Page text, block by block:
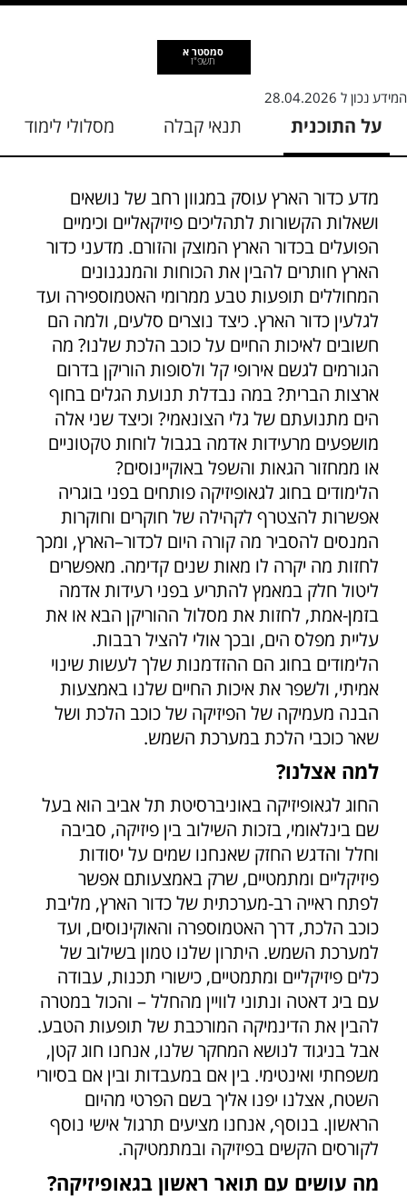
סמסטר א
תשפ"ז
המידע נכון ל 28.04.2026
על התוכנית תנאי קבלה מסלולי לימוד
מדע כדור הארץ עוסק במגוון רחב של נושאים
ושאלות הקשורות לתהליכים פיזיקאליים וכימיים
הפועלים בכדור הארץ המוצק והזורם. מדעני כדור
הארץ חותרים להבין את הכוחות והמנגנונים
המחוללים תופעות טבע ממרומי האטמוספירה ועד
לגלעין כדור הארץ. כיצד נוצרים סלעים, ולמה הם
חשובים לאיכות החיים על כוכב הלכת שלנו? מה
הגורמים לגשם אירופי קל ולסופות הוריקן בדרום
ארצות הברית? במה נבדלת תנועת הגלים בחוף
הים מתנועתם של גלי הצונאמי? וכיצד שני אלה
מושפעים מרעידות אדמה בגבול לוחות טקטוניים
או ממחזור הגאות והשפל באוקיינוסים?
הלימודים בחוג לגאופיזיקה פותחים בפני בוגריה
אפשרות להצטרף לקהילה של חוקרים וחוקרות
המנסים להסביר מה קורה היום לכדור–הארץ, ומכך
לחזות מה יקרה לו מאות שנים קדימה. מאפשרים
ליטול חלק במאמץ להתריע בפני רעידות אדמה
בזמן-אמת, לחזות את מסלול ההוריקן הבא או את
עליית מפלס הים, ובכך אולי להציל רבבות.
הלימודים בחוג הם ההזדמנות שלך לעשות שינוי
אמיתי, ולשפר את איכות החיים שלנו באמצעות
הבנה מעמיקה של הפיזיקה של כוכב הלכת ושל
שאר כוכבי הלכת במערכת השמש.
למה אצלנו?
החוג לגאופיזיקה באוניברסיטת תל אביב הוא בעל
שם בינלאומי, בזכות השילוב בין פיזיקה, סביבה
וחלל והדגש החזק שאנחנו שמים על יסודות
פיזיקליים ומתמטיים, שרק באמצעותם אפשר
לפתח ראייה רב-מערכתית של כדור הארץ, מליבת
כוכב הלכת, דרך האטמוספרה והאוקינוסים, ועד
למערכת השמש. היתרון שלנו טמון בשילוב של
כלים פיזיקליים ומתמטיים, כישורי תכנות, עבודה
עם ביג דאטה ונתוני לוויין מהחלל – והכול במטרה
להבין את הדינמיקה המורכבת של תופעות הטבע.
אבל בניגוד לנושא המחקר שלנו, אנחנו חוג קטן,
משפחתי ואינטימי. בין אם במעבדות ובין אם בסיורי
השטח, אצלנו יפנו אליך בשם הפרטי מהיום
הראשון. בנוסף, אנחנו מציעים תרגול אישי נוסף
לקורסים הקשים בפיזיקה ובמתמטיקה.
מה עושים עם תואר ראשון בגאופיזיקה?